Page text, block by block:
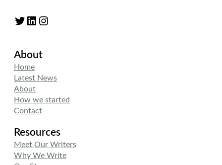
Twitter LinkedIn Instagram
About
Home
Latest News
About
How we started
Contact
Resources
Meet Our Writers
Why We Write